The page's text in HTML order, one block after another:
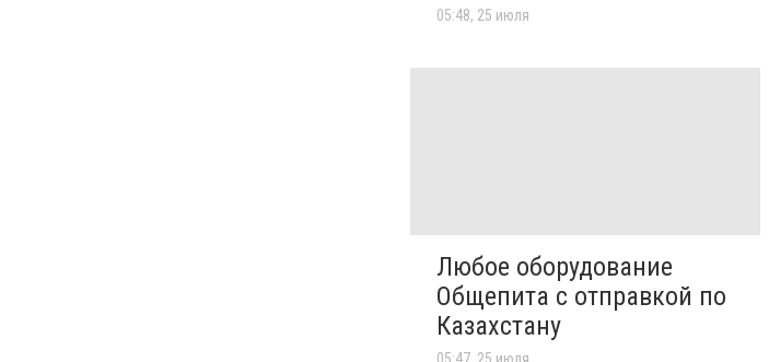
05:48, 25 июля
Любое оборудование
Общепита с отправкой по
Казахстану
05:47, 25 июля